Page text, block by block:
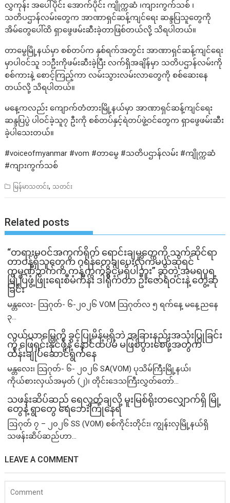
လွှကုန်း အပေါ်ပိုင်း အောက်ပိုင်း ကျိုက္ကဆံ ၊ကျားကွက်သစ် ၊
သတိပဌာန်လမ်းတွေက အာဏာရှင်ဆန့်ကျင်ရေး ဆန္ဒပြသူတွေကို
အိမ်တွေပေါ်ထိ ရှာဖွေဖမ်းဆီးခဲ့တာဖြစ်တယ်လို့ သိရပါတယ်။
တာမွေမြို့နယ်မှာ စစ်တပ်က နှစ်ရက်အတွင်း အာဏာရှင်ဆန့်ကျင်ရေး
မှာပါဝင်သူ ၁၁ဦးကိုဖမ်းဆီးခဲ့ပြီး လက်ရှိအချိန်မှာ သတိပဌာန်လမ်းကို
စစ်ကားနဲ့ စောင့်ကြည့်ကာ လမ်းသွားလမ်းလာတွေကို စစ်ဆေးနေ
တယ်လို့ သိရပါတယ်။
မနေ့ကလည်း ကျောက်တံတားမြို့နယ်မှာ အာဏာရှင်ဆန့်ကျင်ရေး
ဆန္ဒပြပွဲ ပါဝင်ခဲ့သူ၇ ဦးကို စစ်တပ်နှင့်ရဲတပ်ဖွဲ့ဝင်တွေက ရှာဖွေဖမ်းဆီး
ခဲ့ပါသေးတယ်။
#voiceofmyanmar #vom #တာမွေ #သတိပဌာန်လမ်း #ကျိုက္ကဆံ
#ကျားကွက်သစ်
မြန်မာသတင်း, သတင်း
Related posts
“တရားမဝင်အကွက်ရိုက် ရောင်းချမှုတွေကို သက်ဆိုင်ရာ
တာဝန်ရှိသူတွေက ဂရန်တွေချပေးလိုက်မယ်ဆိုရင်
ကုမ္ပဏီဘက်က ကန့်ကွက်ခွင့်မရှိပါဘူး” ဆိုတဲ့ အမရပူရ
မြို့ပြဖွံ့ဖြိုးရေးစီမံကိန်း ဒါရိုက်တာ ဦးဇော်ရဲဝင်းနဲ့ တွေ့ဆုံ
ခြင်း
မန္တလေး- သြဂုတ်- ၆-၂၀၂၆ VOM သြဂုတ်လ ၅ ရက်နေ့ မနေ့ညနေ
၃...
လယ်ယာမြေကို ခွင့်ပြုမိန့်မရှိဘဲ အခြားနည်းအသုံးပြုခြင်း
ကို ဖြေရှင်းနိုင်ဖို့နဲ့ နောင်ထပ်မံ မဖြစ်ပွားစေဖို့အတွက်
ထိန်းချုပ်ဆောင်ရွက်နေ
မန္တလေး၊ သြဂုတ်- ၆- ၂၀၂၆ SA(VOM) ပုသိမ်ကြီးမြို့နယ်၊
ကိုယ်စားလှယ်အမှတ် (၂)၊ တိုင်းဒေသကြီးလွှတ်တော်...
သဖန်းဆိပ်ဆည် ရေလွှတ်ချလို့ မူးမြစ်ရိုးတလျှောက်ရှိ မြို့
တွေနဲ့ ရွာတွေ ရေဘေးကြုံနေရ
ဩဂုတ် ၇ – ၂၀၂၆ SS (VOM) စစ်ကိုင်းတိုင်း၊ ကျွန်းလှမြို့နယ်ရှိ
သဖန်းဆိပ်ဆည်ဟာ...
LEAVE A COMMENT